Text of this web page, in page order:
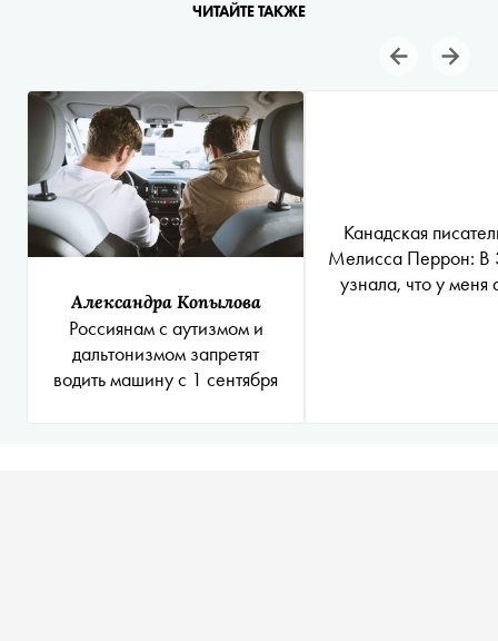
ЧИТАЙТЕ ТАКЖЕ
Александра Копылова
Россиянам с аутизмом и
дальтонизмом запретят
водить машину с 1 сентября
Канадская
Мелисса Перрон: В
узнала, что у меня